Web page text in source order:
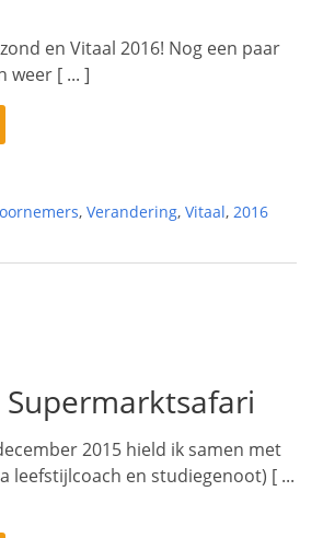
en Vitaal 2016! Nog een paar
weer [ ... ]
, Verandering, Vitaal, 2016
Supermarktsafari
2015 hield ik samen met
leefstijlcoach en studiegenoot) [ ...